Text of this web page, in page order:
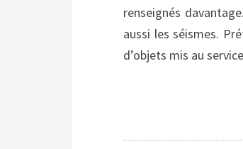
renseignés
aussi les séismes.
d’objets mis au